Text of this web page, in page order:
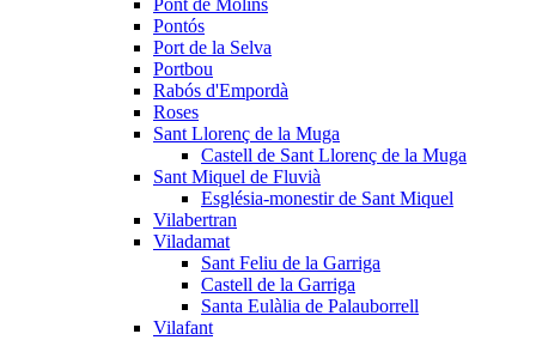
Pont de Molins
Pontós
Port de la Selva
Portbou
Rabós d'Empordà
Roses
Sant Llorenç de la Muga
Castell de Sant Llorenç de la Muga
Sant Miquel de Fluvià
Església-monestir de Sant Miquel
Vilabertran
Viladamat
Sant Feliu de la Garriga
Castell de la Garriga
Santa Eulàlia de Palauborrell
Vilafant